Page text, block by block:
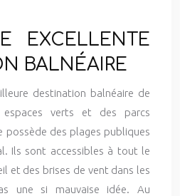
EXCELLENTE
BALNÉAIRE
destination balnéaire de
verts et des parcs
possède des plages publiques
Ils sont accessibles à tout le
et des brises de vent dans les
une si mauvaise idée. Au